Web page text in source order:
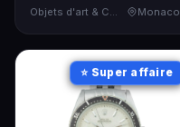
Monaco
⭐ Super affaire